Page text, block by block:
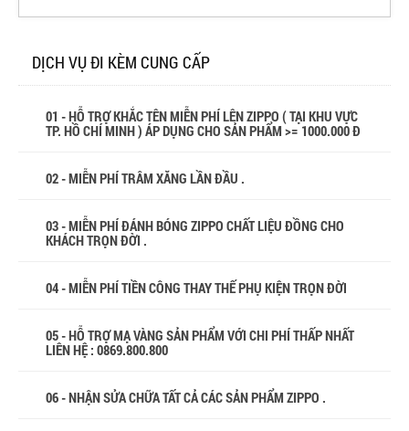
DỊCH VỤ ĐI KÈM CUNG CẤP
01 - HỖ TRỢ KHẮC TÊN MIỄN PHÍ LÊN ZIPPO ( TẠI KHU VỰC
TP. HỒ CHÍ MINH ) ÁP DỤNG CHO SẢN PHẨM >= 1000.000 Đ
02 - MIỄN PHÍ TRÂM XĂNG LẦN ĐẦU .
03 - MIỄN PHÍ ĐÁNH BÓNG ZIPPO CHẤT LIỆU ĐỒNG CHO
KHÁCH TRỌN ĐỜI .
04 - MIỄN PHÍ TIỀN CÔNG THAY THẾ PHỤ KIỆN TRỌN ĐỜI
05 - HỖ TRỢ MẠ VÀNG SẢN PHẨM VỚI CHI PHÍ THẤP NHẤT
LIÊN HỆ : 0869.800.800
06 - NHẬN SỬA CHỮA TẤT CẢ CÁC SẢN PHẨM ZIPPO .